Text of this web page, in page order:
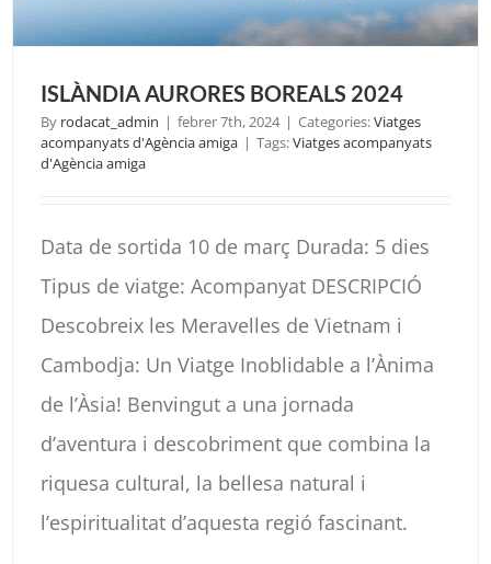
ISLÀNDIA AURORES BOREALS 2024
By rodacat_admin | febrer 7th, 2024 | Categories:Viatges
acompanyats d'Agència amiga | Tags:Viatges acompanyats
d'Agència amiga
Data de sortida 10 de març Durada: 5 dies
Tipus de viatge: Acompanyat DESCRIPCIÓ
Descobreix les Meravelles de Vietnam i
Cambodja: Un Viatge Inoblidable a l’Ànima
de l’Àsia! Benvingut a una jornada
d’aventura i descobriment que combina la
riquesa cultural, la bellesa natural i
l’espiritualitat d’aquesta regió fascinant.